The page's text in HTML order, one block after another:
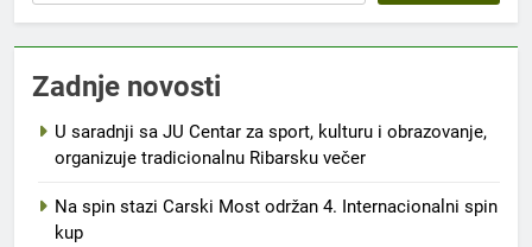
Zadnje novosti
U saradnji sa JU Centar za sport, kulturu i obrazovanje,
organizuje tradicionalnu Ribarsku večer
Na spin stazi Carski Most održan 4. Internacionalni spin
kup